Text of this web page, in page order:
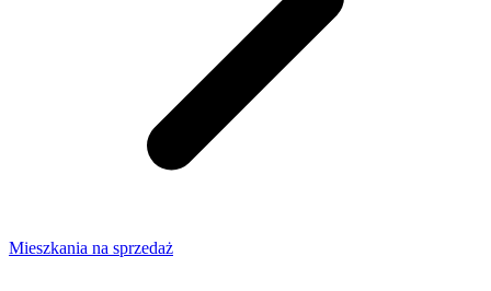
Mieszkania na sprzedaż